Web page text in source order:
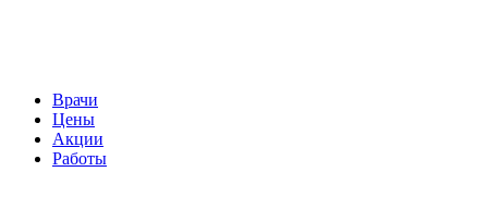
Врачи
Цены
Акции
Работы